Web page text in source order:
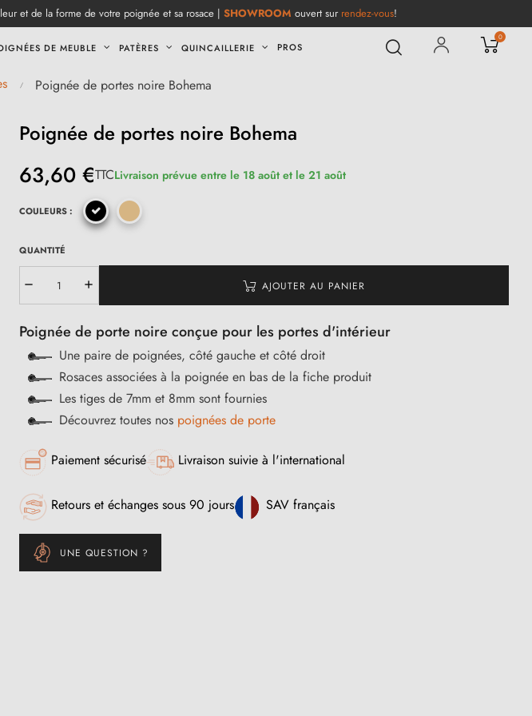
et de la forme de votre poignée et sa rosace | SHOWROOM ouvert sur rendez-vous!
DE MEUBLE PATÈRES QUINCAILLERIE PROS
0
Poignée de portes noire Bohema
Poignée de portes noire Bohema
63,60 €TTCLivraison prévue entre le 18 août et le 21 août
COULEURS :
QUANTITÉ
AJOUTER AU PANIER
Poignée de porte noire conçue pour les portes d'intérieur
Une paire de poignées, côté gauche et côté droit
Rosaces associées à la poignée en bas de la fiche produit
Les tiges de 7mm et 8mm sont fournies
Découvrez toutes nos poignées de porte
Paiement sécurisé Livraison suivie à l'international
Retours et échanges sous 90 jours SAV français
UNE QUESTION ?